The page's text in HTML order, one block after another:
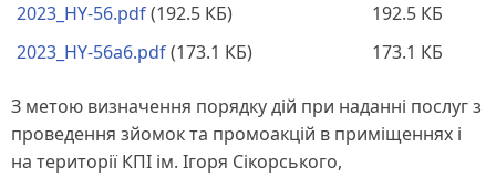
2023_HY-56.pdf(192.5 КБ)
192.5 КБ
2023_HY-56a6.pdf(173.1 КБ) 173.1 КБ
З метою визначення порядку дій при наданні послуг з
проведення зйомок та промоакцій в приміщеннях і
на території КПІ ім. Ігоря Сікорського,